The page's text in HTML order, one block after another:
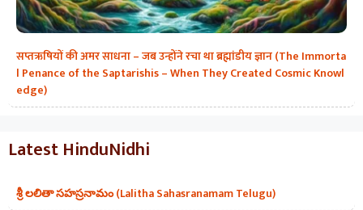
सप्तऋषियों की अमर साधना – जब उन्होंने रचा था ब्रह्मांडीय ज्ञान (The Immorta
l Penance of the Saptarishis – When They Created Cosmic Knowl
edge)
Latest HinduNidhi
శ్రీ లలితా సహస్రనామం (Lalitha Sahasranamam Telugu)